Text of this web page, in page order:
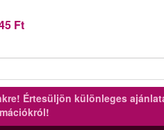
Ft
Értesüljön különleges